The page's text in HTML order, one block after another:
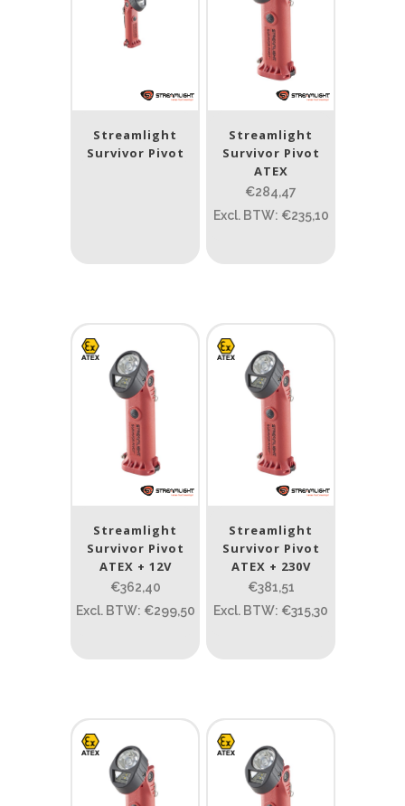
Nee(7)
PRIJS: €448
Lumen
80 890
Type lichtbeeld
Spot (1)
Spot/Flood
Max. brandtijd (uur)
Streamlight
Survivor Pivot
Streamlight
Survivor Pivot
ATEX
€284,47
Excl. BTW: €235,10
Streamlight
Survivor Pivot
ATEX + 12V
€362,40
Excl. BTW: €299,50
Streamlight
Survivor Pivot
ATEX + 230V
€381,51
Excl. BTW: €315,30